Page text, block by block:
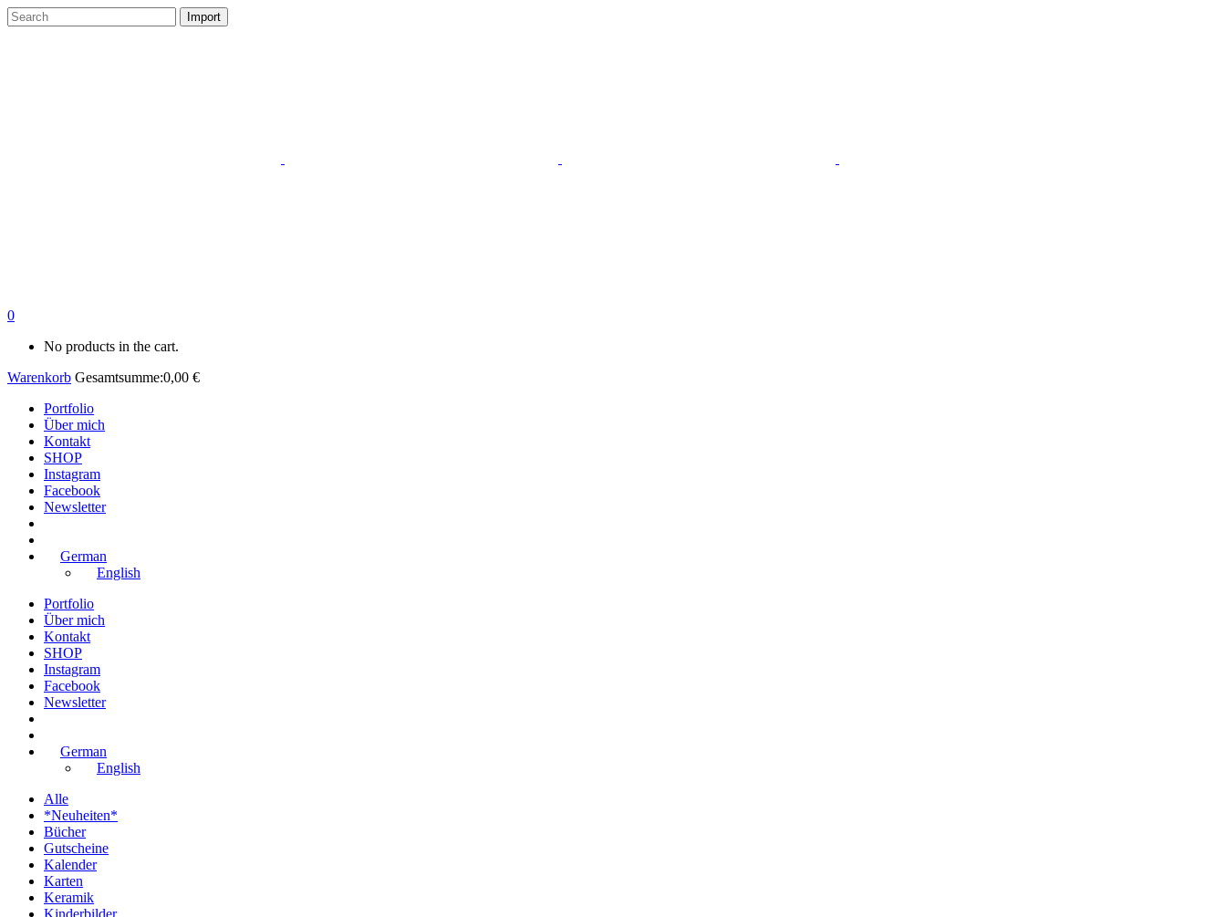
0
No products in the cart.
Warenkorb Gesamtsumme:0,00 €
Portfolio
Über mich
Kontakt
SHOP
Instagram
Facebook
Newsletter
German
English
Portfolio
Über mich
Kontakt
SHOP
Instagram
Facebook
Newsletter
German
English
Alle
*Neuheiten*
Bücher
Gutscheine
Kalender
Karten
Keramik
Kinderbilder